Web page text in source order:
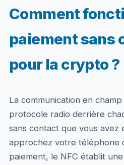
Comment
paiement sans
pour la crypto ?
La communication en
protocole radio derrière
sans contact que vous avez
approchez votre téléphone
paiement, le NFC établit